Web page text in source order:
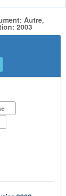
Autre,
2003